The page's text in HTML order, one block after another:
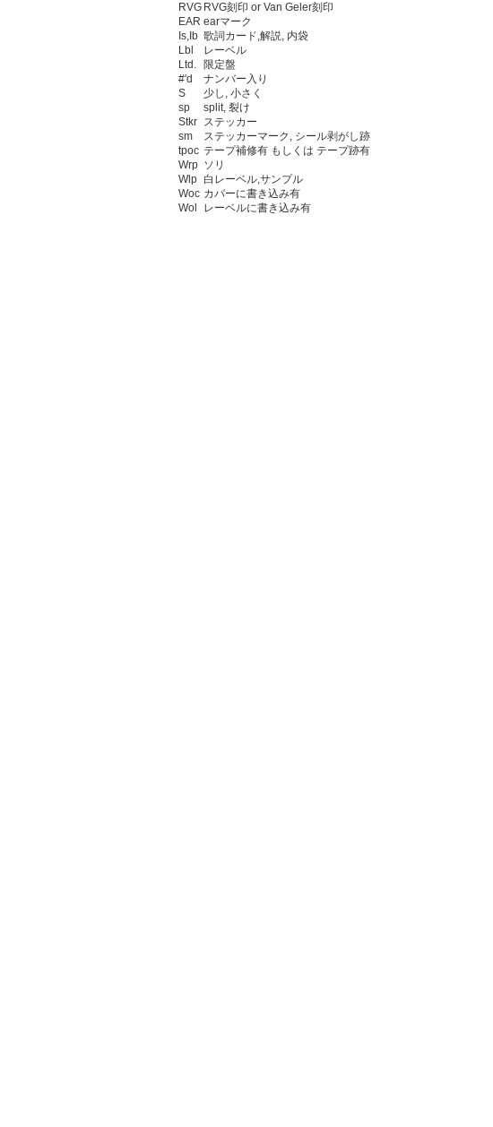
RVG RVG刻印 or Van Geler刻印
EAR earマーク
Is,Ib 歌詞カード,解説, 内袋
Lbl
レーベル
Ltd.
限定盤
#'d
ナンバー入り
S
少し, 小さく
sp
split, 裂け
Stkr ステッカー
sm
ステッカーマーク, シール剥がし跡
tpoc テープ補修有 もしくは テープ跡有
Wrp ソリ
Wlp 白レーベル,サンプル
Woc カバーに書き込み有
Wol
レーベルに書き込み有